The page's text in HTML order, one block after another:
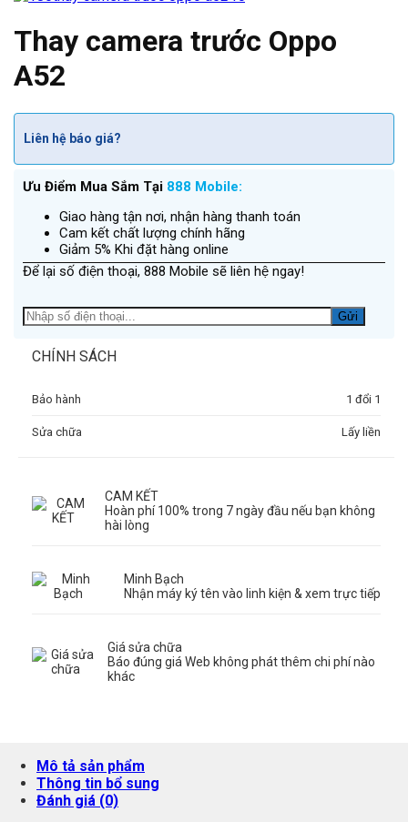
Thay camera trước Oppo
A52
Liên hệ báo giá?
Ưu Điểm Mua Sắm Tại 888 Mobile:
Giao hàng tận nơi, nhận hàng thanh toán
Cam kết chất lượng chính hãng
Giảm 5% Khi đặt hàng online
Để lại số điện thoại, 888 Mobile sẽ liên hệ ngay!
CHÍNH SÁCH
Bảo hành 1 đổi 1
Sửa chữa Lấy liền
CAM KẾT
Hoàn phí 100% trong 7 ngày đầu nếu bạn không
hài lòng
Minh Bạch
Nhận máy ký tên vào linh kiện & xem trực tiếp
Giá sửa chữa
Báo đúng giá Web không phát thêm chi phí nào
khác
Mô tả sản phẩm
Thông tin bổ sung
Đánh giá (0)